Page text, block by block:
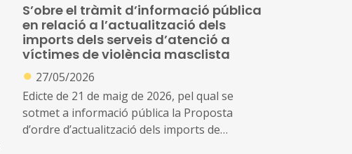
S’obre el tràmit d’informació pública
en relació a l’actualització dels
imports dels serveis d’atenció a
víctimes de violència masclista
● 27/05/2026
Edicte de 21 de maig de 2026, pel qual se
sotmet a informació pública la Proposta
d’ordre d’actualització dels imports de